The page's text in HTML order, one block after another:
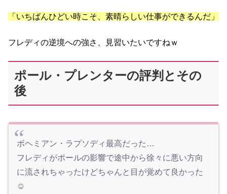
「いちばんひどい時こそ、素晴らしい仕事ができるんだ」
フレディの逆境への強さ、見習いたいですねｗ
ポール・プレンターの評判とその
後
ボヘミアン・ラプソディ最高だった…
フレディがポールの影響で途中から徐々に悪い方向
に流されちゃったけどちゃんと目が覚めて良かった
☺️